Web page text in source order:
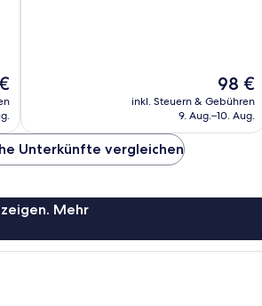
Der
Preis
beträgt
98 €
inkl. Steuern & Gebühren
9. Aug.–10. Aug.
Unterkünfte vergleichen
Mehr